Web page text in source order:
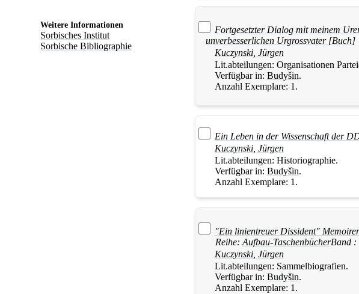
Weitere Informationen
Sorbisches Institut
Sorbische Bibliographie
Fortgesetzter Dialog mit meinem
unverbesserlichen Urgrossvater [Buch]
Kuczynski, Jürgen
Lit.abteilungen: Organisationen
Verfügbar in: Budyšin.
Anzahl Exemplare: 1.
Ein Leben in der Wissenschaft der
Kuczynski, Jürgen
Lit.abteilungen: Historiographie.
Verfügbar in: Budyšin.
Anzahl Exemplare: 1.
"Ein linientreuer Dissident"
Reihe: Aufbau-TaschenbücherBand :
Kuczynski, Jürgen
Lit.abteilungen: Sammelbiografien.
Verfügbar in: Budyšin.
Anzahl Exemplare: 1.